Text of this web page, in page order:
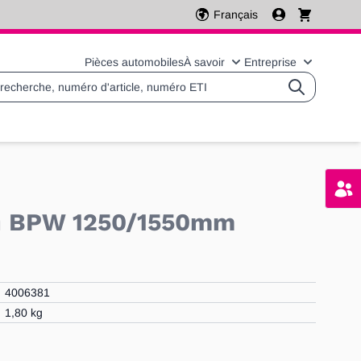
Français
Pièces automobilesÀ savoir
Basculer le sous-
Entreprise
Basculer
1250/1550mm
4006381
1,80 kg